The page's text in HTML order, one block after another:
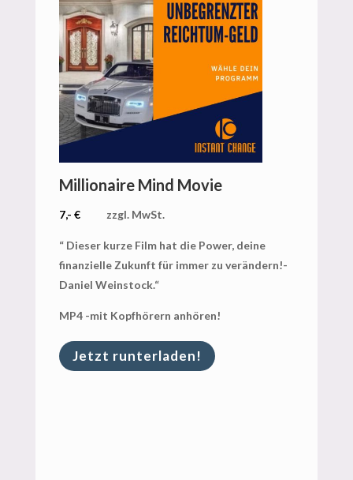
Millionaire Mind Movie
7,- €zzgl. MwSt.
“ Dieser kurze Film hat die Power, deine
finanzielle Zukunft für immer zu verändern!-
Daniel Weinstock.“
MP4 -mit Kopfhörern anhören!
Jetzt runterladen!